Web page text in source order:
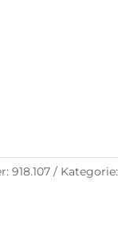
918.107 Kategorie: